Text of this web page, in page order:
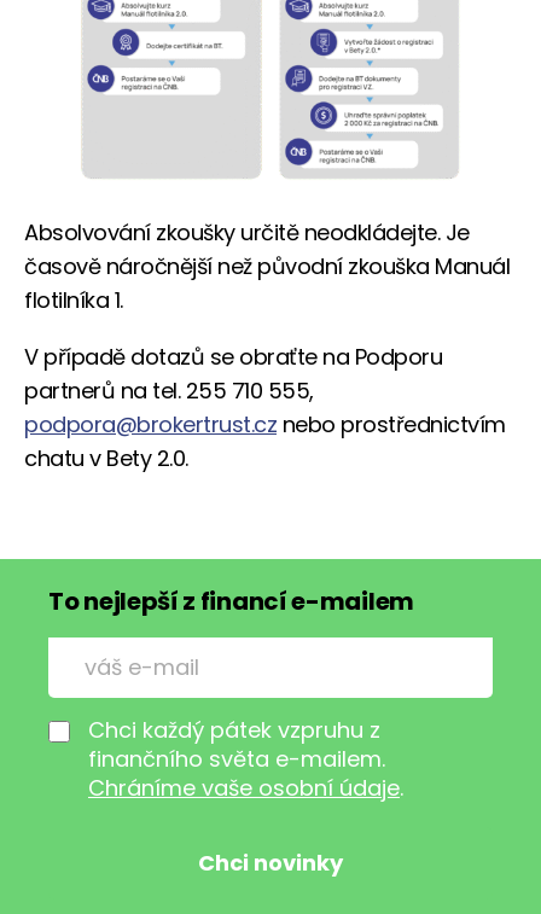
Absolvování zkoušky určitě neodkládejte. Je
časově náročnější než původní zkouška Manuál
flotilníka 1.
V případě dotazů se obraťte na Podporu
partnerů na tel. 255 710 555,
podpora@brokertrust.cz nebo prostřednictvím
chatu v Bety 2.0.
To nejlepší z financí e-mailem
Chci každý pátek vzpruhu z
finančního světa e-mailem.
Chráníme vaše osobní údaje.